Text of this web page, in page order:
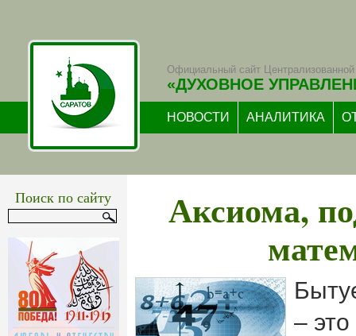
Официальный сайт Централизованной
«ДУХОВНОЕ
НОВОСТИ АНАЛИТИКА
Поиск по сайту Аксиома,
–